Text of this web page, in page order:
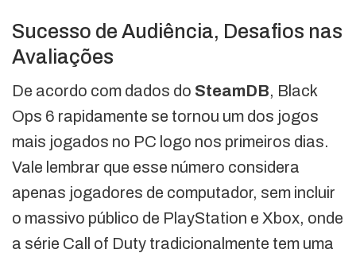
Sucesso de Audiência, Desafios nas
Avaliações
De acordo com dados do SteamDB, Black
Ops 6 rapidamente se tornou um dos jogos
mais jogados no PC logo nos primeiros dias.
Vale lembrar que esse número considera
apenas jogadores de computador, sem incluir
o massivo público de PlayStation e Xbox, onde
a série Call of Duty tradicionalmente tem uma